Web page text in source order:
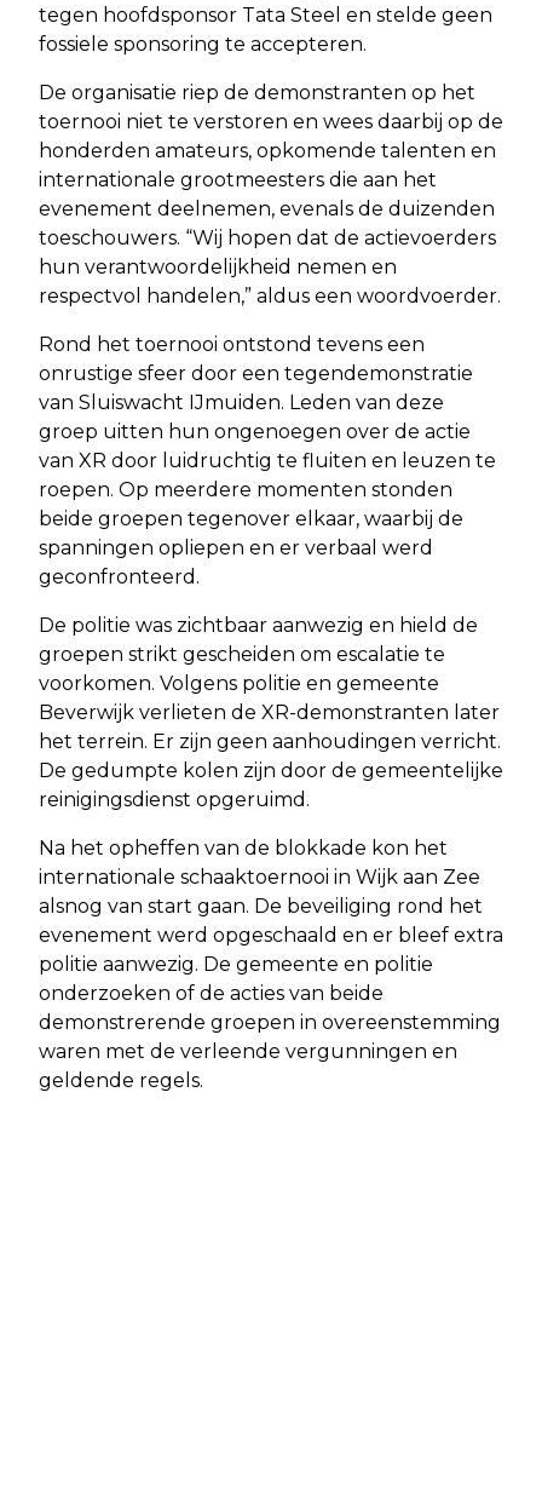
tegen hoofdsponsor Tata Steel en stelde geen
fossiele sponsoring te accepteren.
De organisatie riep de demonstranten op het
toernooi niet te verstoren en wees daarbij op de
honderden amateurs, opkomende talenten en
internationale grootmeesters die aan het
evenement deelnemen, evenals de duizenden
toeschouwers. “Wij hopen dat de actievoerders
hun verantwoordelijkheid nemen en
respectvol handelen,” aldus een woordvoerder.
Rond het toernooi ontstond tevens een
onrustige sfeer door een tegendemonstratie
van Sluiswacht IJmuiden. Leden van deze
groep uitten hun ongenoegen over de actie
van XR door luidruchtig te fluiten en leuzen te
roepen. Op meerdere momenten stonden
beide groepen tegenover elkaar, waarbij de
spanningen opliepen en er verbaal werd
geconfronteerd.
De politie was zichtbaar aanwezig en hield de
groepen strikt gescheiden om escalatie te
voorkomen. Volgens politie en gemeente
Beverwijk verlieten de XR-demonstranten later
het terrein. Er zijn geen aanhoudingen verricht.
De gedumpte kolen zijn door de gemeentelijke
reinigingsdienst opgeruimd.
Na het opheffen van de blokkade kon het
internationale schaaktoernooi in Wijk aan Zee
alsnog van start gaan. De beveiliging rond het
evenement werd opgeschaald en er bleef extra
politie aanwezig. De gemeente en politie
onderzoeken of de acties van beide
demonstrerende groepen in overeenstemming
waren met de verleende vergunningen en
geldende regels.